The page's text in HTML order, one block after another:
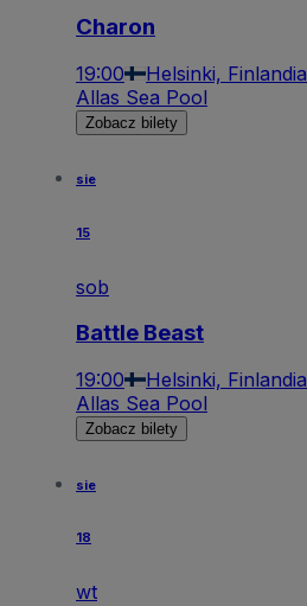
Charon
19:00 Helsinki, Finlandia
Allas Sea Pool
Zobacz bilety
sie
15
sob
Battle Beast
19:00 Helsinki, Finlandia
Allas Sea Pool
Zobacz bilety
sie
18
wt